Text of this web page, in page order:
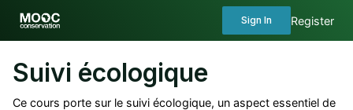
Sign In Register
Suivi écologique
Ce cours porte sur le suivi écologique, un aspect essentiel de